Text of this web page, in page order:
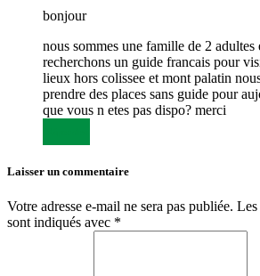
bonjour
nous sommes une famille de 2 adultes
recherchons un guide francais pour
lieux hors colissee et mont palatin
prendre des places sans guide pour
que vous n etes pas dispo? merci
Laisser un commentaire
Votre adresse e-mail ne sera pas publiée. Les
sont indiqués avec *